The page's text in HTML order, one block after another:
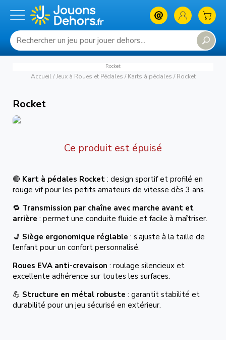
Rocket
Accueil/ Jeux à Roues et Pédales / Karts à pédales / Rocket
Rocket
Ce produit est épuisé
🔴 Kart à pédales Rocket : design sportif et profilé en
rouge vif pour les petits amateurs de vitesse dès 3 ans.
🔁 Transmission par chaîne avec marche avant et
arrière : permet une conduite fluide et facile à maîtriser.
💺 Siège ergonomique réglable : s’ajuste à la taille de
l’enfant pour un confort personnalisé.
Roues EVA anti-crevaison : roulage silencieux et
excellente adhérence sur toutes les surfaces.
💪 Structure en métal robuste : garantit stabilité et
durabilité pour un jeu sécurisé en extérieur.